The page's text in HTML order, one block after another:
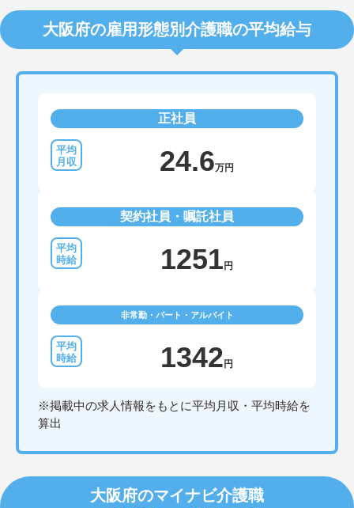
大阪府の雇用形態別介護職の平均給与
正社員
24.6万円
契約社員・嘱託社員
1251 円
非常勤・パート・アルバイト
1342 円
※掲載中の求人情報をもとに平均月収・平均時給を
算出
大阪府のマイナビ介護職